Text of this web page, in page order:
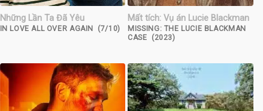
Những Lần Ta Đã Yêu
IN LOVE ALL OVER AGAIN (7/10)
Mất tích: Vụ án Lucie Blackman
MISSING: THE LUCIE BLACKMAN
CASE (2023)